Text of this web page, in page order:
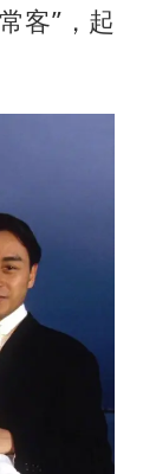
客”，起